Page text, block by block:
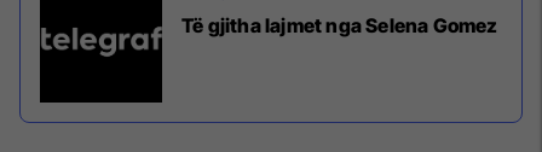
Të gjitha lajmet nga Selena Gomez